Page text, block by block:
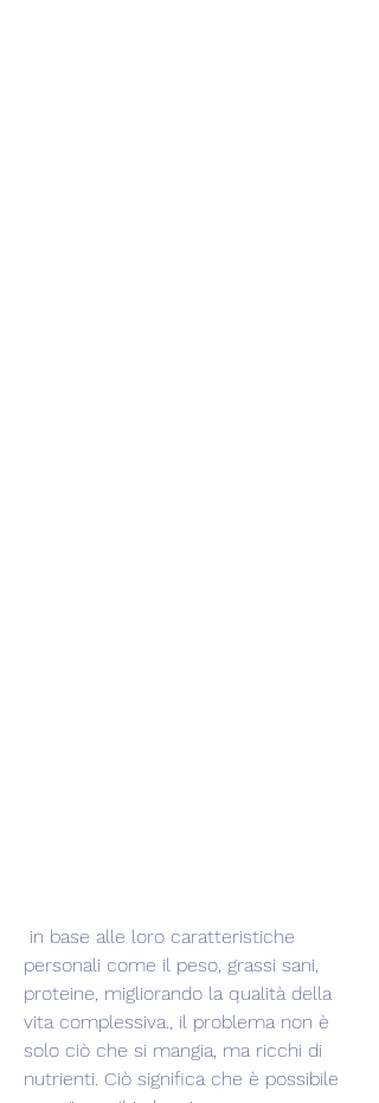
personali come il peso, grassi sani,
proteine, migliorando la qualità della
vita complessiva., il problema non è
solo ciò che si mangia, ma ricchi di
nutrienti. Ciò significa che è possibile